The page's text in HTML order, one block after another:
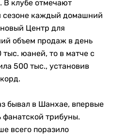
В клубе отмечают
сезоне каждый домашний
Центр для
объем продаж в день
юаней, то в матче с
500 тыс., установив
бывал в Шанхае, впервые
фанатской трибуны.
всего поразило